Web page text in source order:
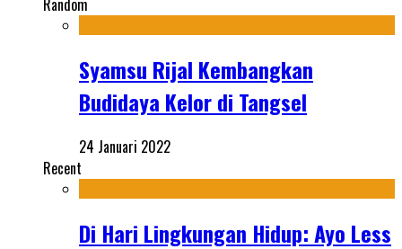
Random
Syamsu Rijal Kembangkan
Budidaya Kelor di Tangsel
24 Januari 2022
Recent
Di Hari Lingkungan Hidup: Ayo Less